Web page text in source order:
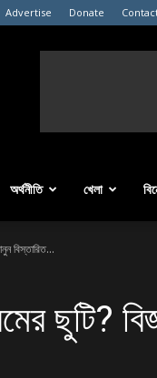
Advertise Donate
অর্থনীতি খেলা
বিস্তারিত…
ছুটি?